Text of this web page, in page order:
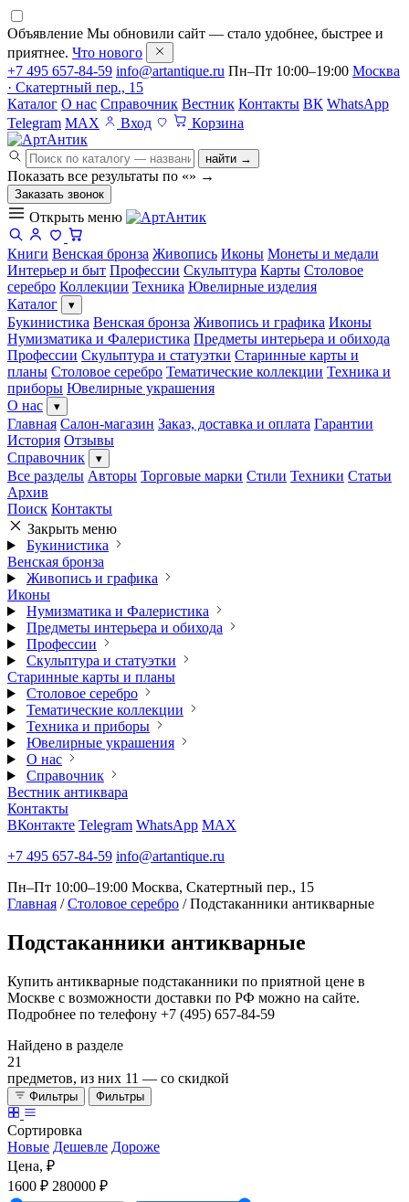
Объявление Мы обновили сайт — стало удобнее, быстрее и
приятнее. Что нового
+7 495 657-84-59 info@artantique.ru Пн–Пт 10:00–19:00 Москва
· Скатертный пер., 15
Каталог О нас Справочник Вестник Контакты ВК WhatsApp
Telegram MAX Вход Корзина
найти →
Показать все результаты по «» →
Заказать звонок
Открыть меню
Книги Венская бронза Живопись Иконы Монеты и медали
Интерьер и быт Профессии Скульптура Карты Столовое
серебро Коллекции Техника Ювелирные изделия
Каталог
▾
Букинистика Венская бронза Живопись и графика Иконы
Нумизматика и Фалеристика Предметы интерьера и обихода
Профессии Скульптура и статуэтки Старинные карты и
планы Столовое серебро Тематические коллекции Техника и
приборы Ювелирные украшения
О нас
▾
Главная Салон-магазин Заказ, доставка и оплата Гарантии
История Отзывы
Справочник
▾
Все разделы Авторы Торговые марки Стили Техники Статьи
Архив
Поиск Контакты
Закрыть меню
Букинистика
Венская бронза
Живопись и графика
Иконы
Нумизматика и Фалеристика
Предметы интерьера и обихода
Профессии
Скульптура и статуэтки
Старинные карты и планы
Столовое серебро
Тематические коллекции
Техника и приборы
Ювелирные украшения
О нас
Справочник
Вестник антиквара
Контакты
ВКонтакте Telegram WhatsApp MAX
+7 495 657-84-59 info@artantique.ru
Пн–Пт 10:00–19:00 Москва, Скатертный пер., 15
Главная / Столовое серебро / Подстаканники антикварные
Подстаканники антикварные
Купить антикварные подстаканники по приятной цене в
Москве с возможности доставки по РФ можно на сайте.
Подробнее по телефону +7 (495) 657-84-59
Найдено в разделе
21
предметов, из них 11 — со скидкой
Фильтры Фильтры
Сортировка
Новые Дешевле Дороже
Цена, ₽
1600 ₽ 280000 ₽